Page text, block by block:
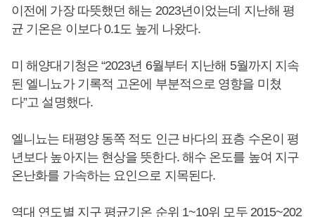
이전에 가장 따뜻했던 해는 2023년이었는데 지난해 평
균 기온은 이보다 0.1도 높게 나왔다.
미 해양대기청은 “2023년 6월부터 지난해 5월까지 지속
된 엘니뇨가 기록적 고온에 부분적으로 영향을 미쳤
다”고 설명했다.
엘니뇨는 태평양 동쪽 적도 인근 바다의 표층 수온이 평
년보다 높아지는 현상을 뜻한다. 해수 온도를 높여 지구
온난화를 가속하는 요인으로 지목된다.
역대 연도별 지구 평균기온 순위 1~10위 모두 2015~202